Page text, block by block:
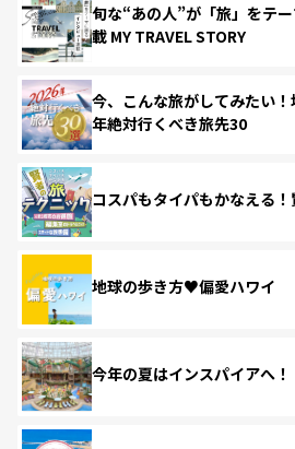
旬な“あの人”が「旅」をテ
載 MY TRAVEL STORY
今、こんな旅がしてみたい
年絶対行くべき旅先30
コスパもタイパもかなえる
地球の歩き方♥偏愛ハワイ
今年の夏はインスパイアへ！